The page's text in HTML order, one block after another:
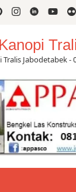
Jabodetabek -